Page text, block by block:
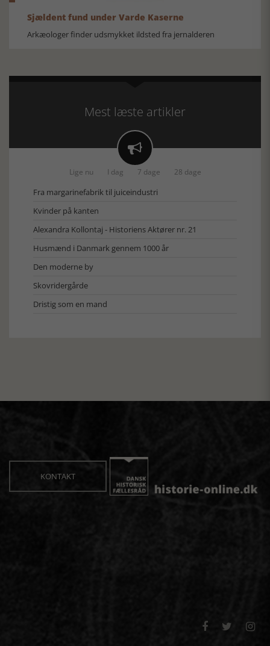
Sjældent fund under Varde Kaserne
Arkæologer finder udsmykket ildsted fra jernalderen
Mest læste artikler

Lige nu I dag 7 dage 28 dage
Fra margarinefabrik til juiceindustri
Kvinder på kanten
Alexandra Kollontaj - Historiens Aktører nr. 21
Husmænd i Danmark gennem 1000 år
Den moderne by
Skovridergårde
Dristig som en mand
KONTAKT
  